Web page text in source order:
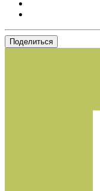
Поделиться